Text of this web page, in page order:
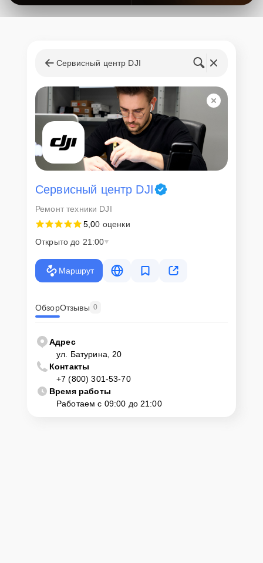
Сервисный центр DJI
Сервисный центр DJI
Ремонт техники DJI
5,00 оценки
Открыто до 21:00
Маршрут
ОбзорОтзывы 0
Адрес
ул. Батурина, 20
Контакты
+7 (800) 301-53-70
Время работы
Работаем с 09:00 до 21:00